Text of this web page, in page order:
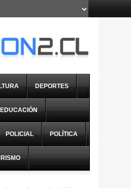
DEPORTES
EDUCACIÓN
POLICIAL POLÍTICA